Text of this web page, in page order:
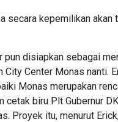
secara kepemilikan akan
pun disiapkan sebagai
City Center Monas nanti.
Monas merupakan
cetak biru Plt Gubernur
Proyek itu, menurut